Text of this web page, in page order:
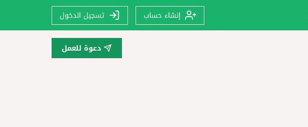
إنشاء حساب تسجيل الدخول
دعوة للعمل